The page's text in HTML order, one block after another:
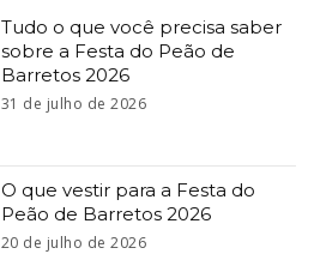
Tudo o que você precisa saber
sobre a Festa do Peão de
Barretos 2026
31 de julho de 2026
O que vestir para a Festa do
Peão de Barretos 2026
20 de julho de 2026